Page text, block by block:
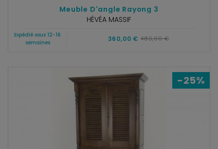
Meuble D'angle Rayong 3
HÉVÉA MASSIF
Expédié sous 12-16
semaines
360,00 € 480,00 €
-25%